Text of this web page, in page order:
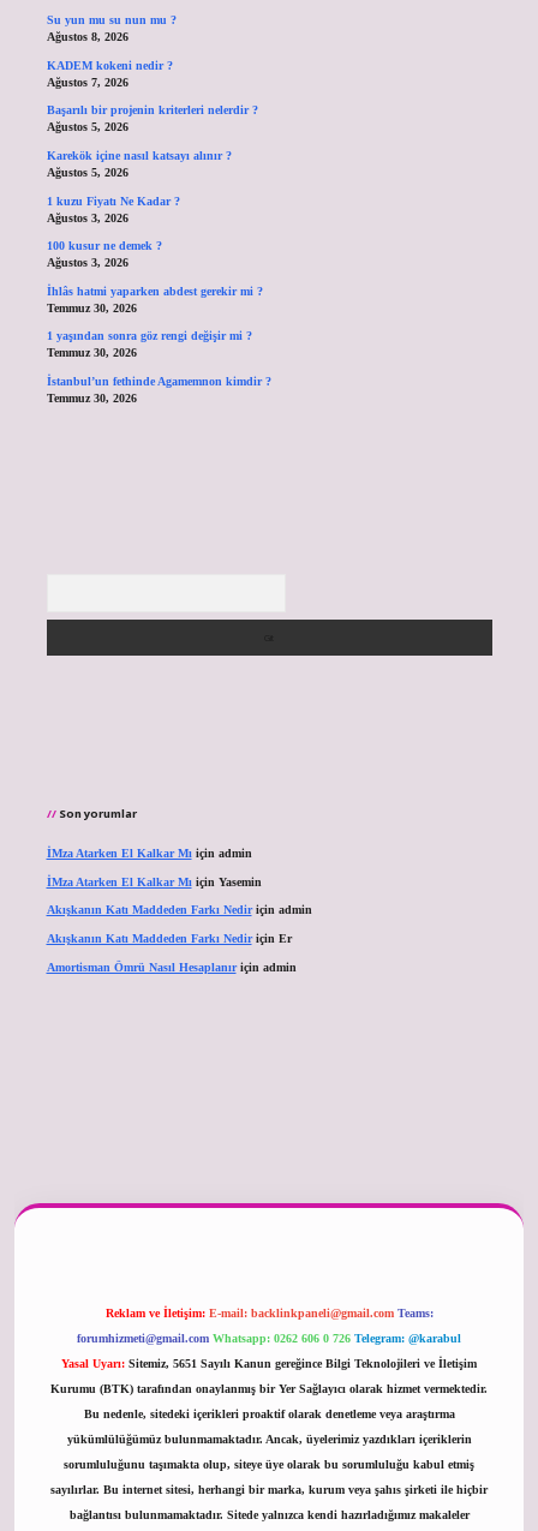
Su yun mu su nun mu ?
Ağustos 8, 2026
KADEM kokeni nedir ?
Ağustos 7, 2026
Başarılı bir projenin kriterleri nelerdir ?
Ağustos 5, 2026
Karekök içine nasıl katsayı alınır ?
Ağustos 5, 2026
1 kuzu Fiyatı Ne Kadar ?
Ağustos 3, 2026
100 kusur ne demek ?
Ağustos 3, 2026
İhlâs hatmi yaparken abdest gerekir mi ?
Temmuz 30, 2026
1 yaşından sonra göz rengi değişir mi ?
Temmuz 30, 2026
İstanbul’un fethinde Agamemnon kimdir ?
Temmuz 30, 2026
Son yorumlar
İMza Atarken El Kalkar Mıiçin admin
İMza Atarken El Kalkar Mıiçin Yasemin
Akışkanın Katı Maddeden Farkı Nediriçin admin
Akışkanın Katı Maddeden Farkı Nediriçin Er
Amortisman Ömrü Nasıl Hesaplanıriçin admin
Reklam ve İletişim: E-mail: backlinkpaneli@gmail.com Teams:
forumhizmeti@gmail.com Whatsapp: 0262 606 0 726 Telegram: @karabul
Yasal Uyarı: Sitemiz, 5651 Sayılı Kanun gereğince Bilgi Teknolojileri ve İletişim
Kurumu (BTK) tarafından onaylanmış bir Yer Sağlayıcı olarak hizmet vermektedir.
Bu nedenle, sitedeki içerikleri proaktif olarak denetleme veya araştırma
yükümlülüğümüz bulunmamaktadır. Ancak, üyelerimiz yazdıkları içeriklerin
sorumluluğunu taşımakta olup, siteye üye olarak bu sorumluluğu kabul etmiş
sayılırlar. Bu internet sitesi, herhangi bir marka, kurum veya şahıs şirketi ile hiçbir
bağlantısı bulunmamaktadır. Sitede yalnızca kendi hazırladığımız makaleler